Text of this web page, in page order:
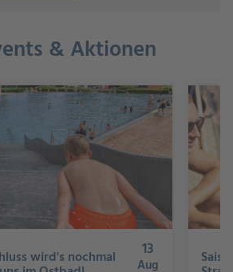
& Aktionen
wird's nochmal 13
Aug